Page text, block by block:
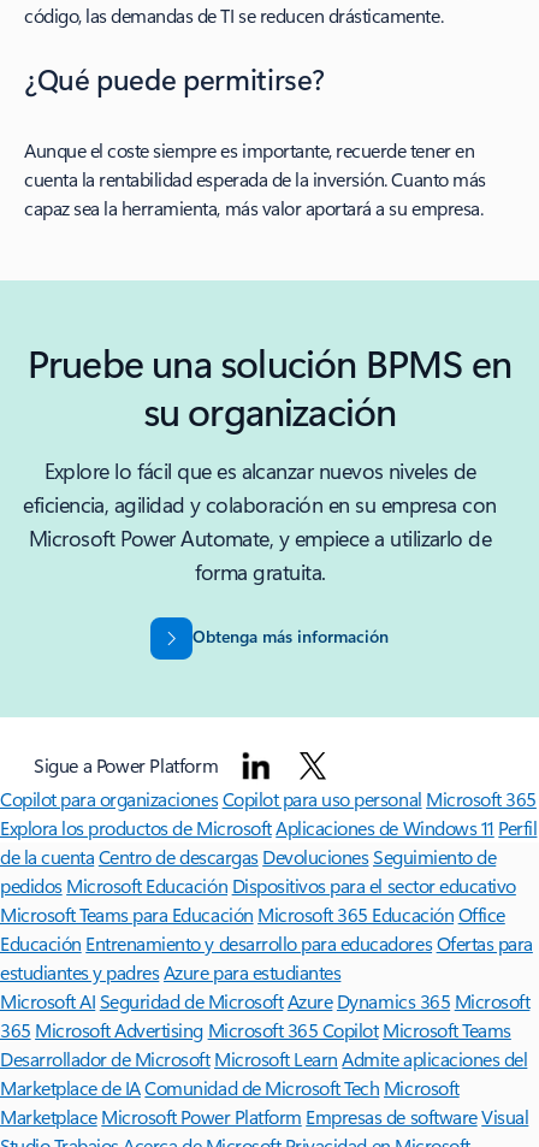
código, las demandas de TI se reducen drásticamente.
¿Qué puede permitirse?
Aunque el coste siempre es importante, recuerde tener en
cuenta la rentabilidad esperada de la inversión. Cuanto más
capaz sea la herramienta, más valor aportará a su empresa.
Pruebe una solución BPMS en
su organización
Explore lo fácil que es alcanzar nuevos niveles de
eficiencia, agilidad y colaboración en su empresa con
Microsoft Power Automate, y empiece a utilizarlo de
forma gratuita.
Obtenga más información
Sigue a Power Platform
Copilot para organizacionesCopilot para uso personal Microsoft 365
Explora los productos de MicrosoftAplicaciones de Windows 11 Perfil
de la cuentaCentro de descargas DevolucionesSeguimiento de
pedidos Microsoft Educación Dispositivos para el sector educativo
Microsoft Teams para Educación Microsoft 365 EducaciónOffice
Educación Entrenamiento y desarrollo para educadoresOfertas para
estudiantes y padresAzure para estudiantes
Microsoft AISeguridad de MicrosoftAzure Dynamics 365 Microsoft
365 Microsoft Advertising Microsoft 365 Copilot Microsoft Teams
Desarrollador de Microsoft Microsoft Learn Admite aplicaciones del
Marketplace de IAComunidad de Microsoft Tech Microsoft
Marketplace Microsoft Power Platform Empresas de softwareVisual